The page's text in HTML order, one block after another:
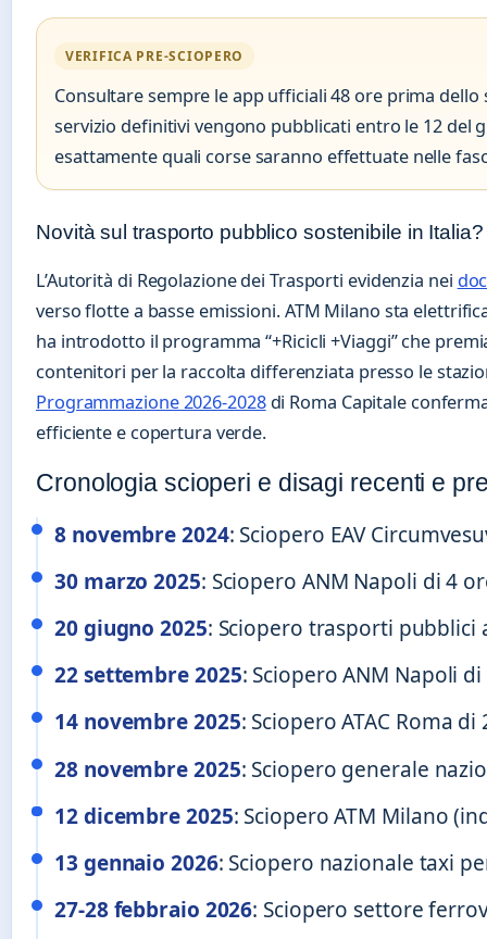
VERIFICA PRE-SCIOPERO
Consultare sempre le app ufficiali 48 ore prima
servizio definitivi vengono pubblicati entro le 12 del
esattamente quali corse saranno effettuate nelle
Novità sul trasporto pubblico sostenibile in Italia?
L’Autorità di Regolazione dei Trasporti evidenzia nei
verso flotte a basse emissioni. ATM Milano sta
ha introdotto il programma “+Ricicli +Viaggi” che
contenitori per la raccolta differenziata presso le
Programmazione 2026-2028di Roma Capitale
efficiente e copertura verde.
Cronologia scioperi e disagi recenti e
8 novembre 2024: Sciopero EAV
30 marzo 2025: Sciopero ANM Napoli di 4
20 giugno 2025: Sciopero trasporti
22 settembre 2025: Sciopero ANM Napoli
14 novembre 2025: Sciopero ATAC Roma
28 novembre 2025: Sciopero generale
12 dicembre 2025: Sciopero ATM Milano
13 gennaio 2026: Sciopero nazionale taxi
27-28 febbraio 2026: Sciopero settore